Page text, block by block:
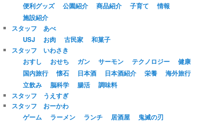
便利グッズ
公園紹介 商品紹介 子育て
情報
施設紹介
スタッフ あべ
USJ
お肉 古民家
和菓子
スタッフ いわさき
おすし
おせち ガン サーモン テクノロジー
健康
国内旅行
懐石 日本酒 日本酒紹介 栄養
海外旅行
立飲み
脳科学 腸活
調味料
スタッフ うえすぎ
スタッフ おーかわ
ゲーム
ラーメン ランチ 居酒屋
鬼滅の刃